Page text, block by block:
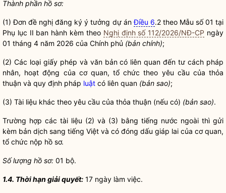
Thành phần hồ sơ:
(1) Đơn đề nghị đăng ký ý tưởng dự ánĐiều 6.2 theo Mẫu số 01 tại
Phụ lục II ban hành kèm theo Nghị định số 112/2026/NĐ-CP ngày
01 tháng 4 năm 2026 của Chính phủ (bản chính);
(2) Các loại giấy phép và văn bản có liên quan đến tư cách pháp
nhân, hoạt động của cơ quan, tổ chức theo yêu cầu của thỏa
thuận và quy định pháp luật có liên quan (bản sao);
(3) Tài liệu khác theo yêu cầu của thỏa thuận (nếu có) (bản sao).
Trường hợp các tài liệu (2) và (3) bằng tiếng nước ngoài thì gửi
kèm bản dịch sang tiếng Việt và có đóng dấu giáp lai của cơ quan,
tổ chức nộp hồ sơ.
Số lượng hồ sơ: 01 bộ.
1.4. Thời hạn giải quyết: 17 ngày làm việc.